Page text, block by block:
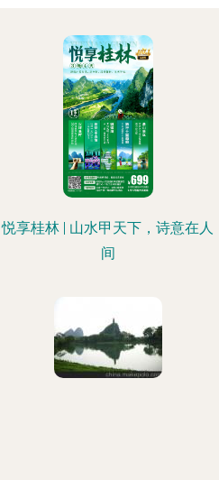
悦享桂林 | 山水甲天下，诗意在人
间